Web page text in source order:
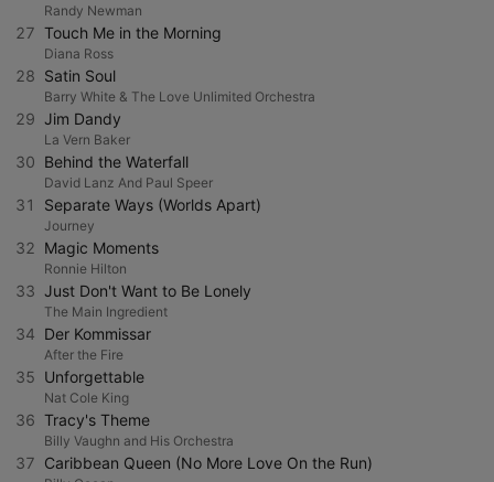
Randy Newman
27 Touch Me in the Morning
Diana Ross
28 Satin Soul
Barry White & The Love Unlimited Orchestra
29 Jim Dandy
La Vern Baker
30 Behind the Waterfall
David Lanz And Paul Speer
31 Separate Ways (Worlds Apart)
Journey
32 Magic Moments
Ronnie Hilton
33 Just Don't Want to Be Lonely
The Main Ingredient
34 Der Kommissar
After the Fire
35 Unforgettable
Nat Cole King
36 Tracy's Theme
Billy Vaughn and His Orchestra
37 Caribbean Queen (No More Love On the Run)